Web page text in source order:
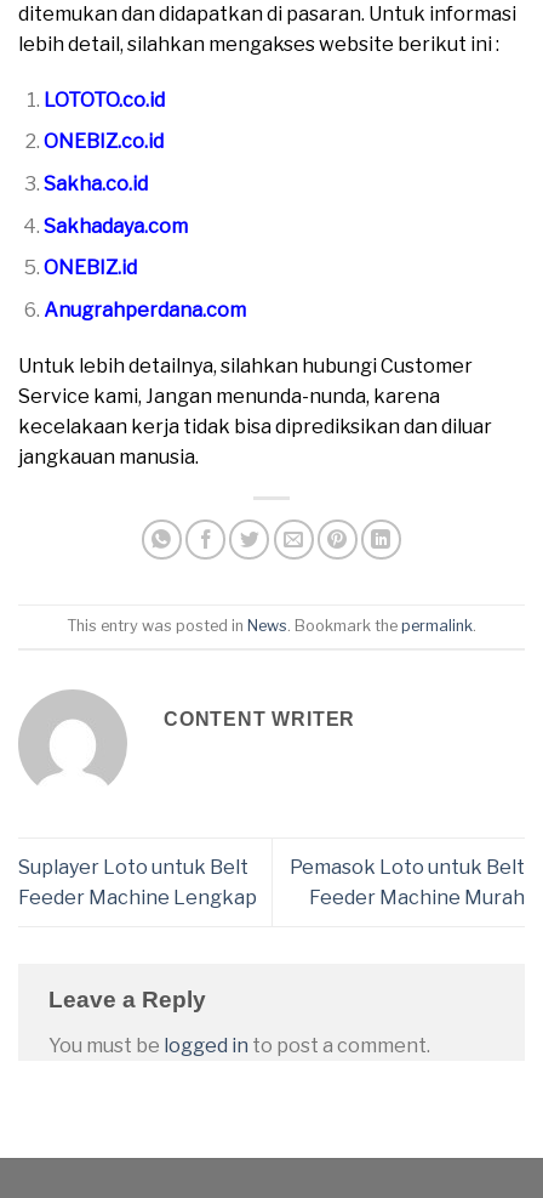
ditemukan dan didapatkan di pasaran. Untuk informasi
lebih detail, silahkan mengakses website berikut ini :
LOTOTO.co.id
ONEBIZ.co.id
Sakha.co.id
Sakhadaya.com
ONEBIZ.id
Anugrahperdana.com
Untuk lebih detailnya, silahkan hubungi Customer
Service kami, Jangan menunda-nunda, karena
kecelakaan kerja tidak bisa diprediksikan dan diluar
jangkauan manusia.
This entry was posted in News . Bookmark the permalink
CONTENT WRITER
Suplayer Loto untuk Belt
Feeder Machine Lengkap
Pemasok Loto untuk Belt
Feeder Machine Murah
Leave a Reply
You must be logged in to post a comment.